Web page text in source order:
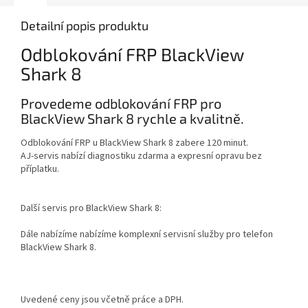
Detailní popis produktu
Odblokování FRP BlackView
Shark 8
Provedeme odblokování FRP pro
BlackView Shark 8 rychle a kvalitně.
Odblokování FRP u BlackView Shark 8 zabere 120 minut.
AJ-servis nabízí diagnostiku zdarma a expresní opravu bez
příplatku.
Další servis pro BlackView Shark 8:
Dále nabízíme nabízíme komplexní servisní služby pro telefon
BlackView Shark 8.
Uvedené ceny jsou včetně práce a DPH.